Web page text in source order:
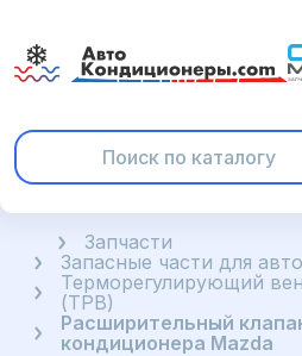
ГлавнаяЗапчасти
Запасные части для
Терморегулирующий
(ТРВ)
Расширительный
кондиционера Mazda